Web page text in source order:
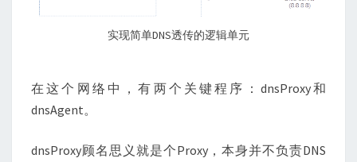
实现简单DNS透传的逻辑单元
在这个网络中，有两个关键程序：dnsProxy和
dnsAgent。
dnsProxy顾名思义就是个Proxy，本身并不负责DNS